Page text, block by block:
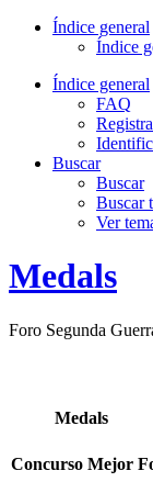
Índice general
Índice
Índice general
FAQ
Buscar
Buscar
Buscar
Ver
Medals
Foro Segunda
Medals
Concurso Mejor